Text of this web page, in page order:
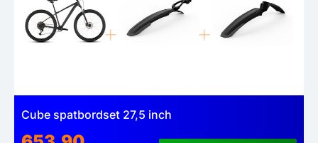
Cube spatbordset 27,5 inch